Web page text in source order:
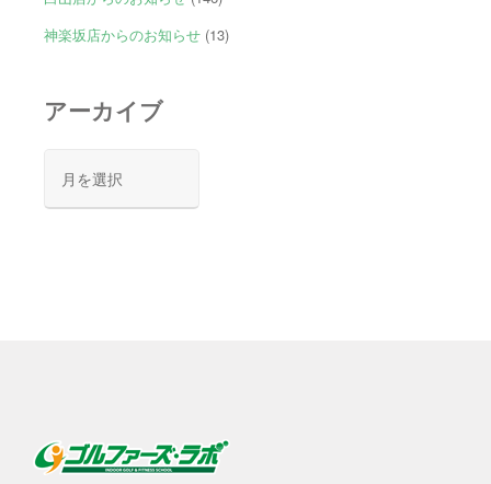
神楽坂店からのお知らせ(13)
アーカイブ
カ